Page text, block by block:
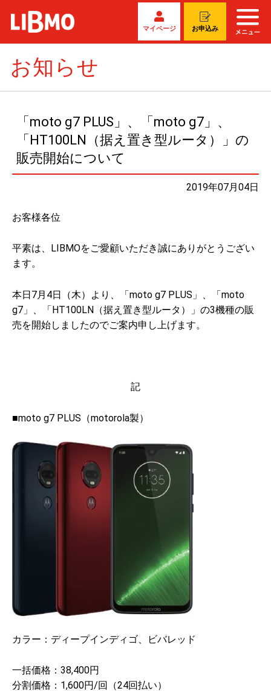
マイページ お申込み
お知らせ
「moto g7 PLUS」、「moto g7」、
「HT100LN（据え置き型ルータ）」の
販売開始について
2019年07月04日
お客様各位
平素は、LIBMOをご愛顧いただき誠にありがとうござい
ます。
本日7月4日（木）より、「moto g7 PLUS」、「moto
g7」、「HT100LN（据え置き型ルータ）」の3機種の販
売を開始しましたのでご案内申し上げます。
記
■moto g7 PLUS（motorola製）
カラー：ディープインディゴ、ビバレッド
一括価格：38,400円
分割価格：1,600円/回（24回払い）